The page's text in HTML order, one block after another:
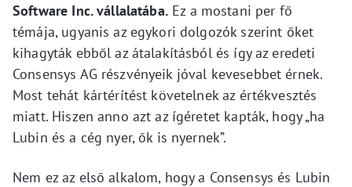
Software Inc. vállalatába.Ez a mostani per fő
témája, ugyanis az egykori dolgozók szerint őket
kihagyták ebből az átalakításból és így az eredeti
Consensys AG részvényeik jóval kevesebbet érnek.
Most tehát kártérítést követelnek az értékvesztés
miatt. Hiszen anno azt az ígéretet kapták, hogy „ha
Lubin és a cég nyer, ők is nyernek”.
Nem ez az első alkalom, hogy a Consensys és Lubin